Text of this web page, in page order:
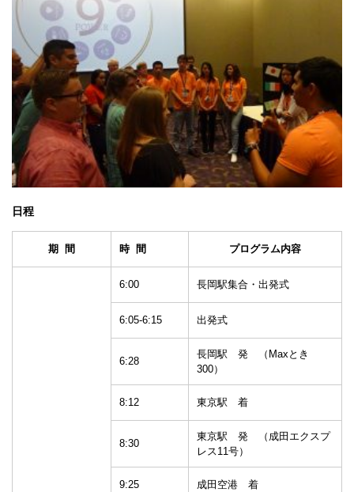
日程
期 間 時 間 プログラム内容
6:00 長岡駅集合・出発式
6:05-6:15 出発式
6:28
長岡駅 発 （Maxとき
300）
8:12 東京駅 着
8:30
東京駅 発 （成田エクスプ
レス11号）
9:25 成田空港 着